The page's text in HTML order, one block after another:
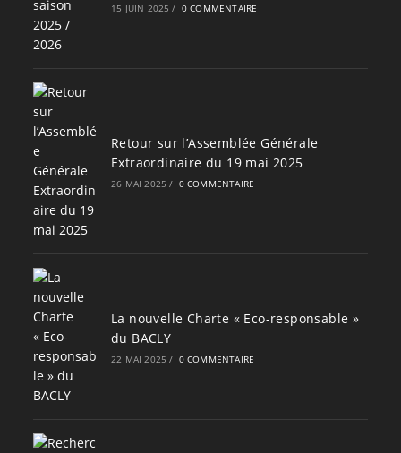
15 JUIN 2025 / 0 COMMENTAIRE
Retour sur l’Assemblée Générale
Extraordinaire du 19 mai 2025
26 MAI 2025 / 0 COMMENTAIRE
La nouvelle Charte « Eco-responsable »
du BACLY
22 MAI 2025 / 0 COMMENTAIRE